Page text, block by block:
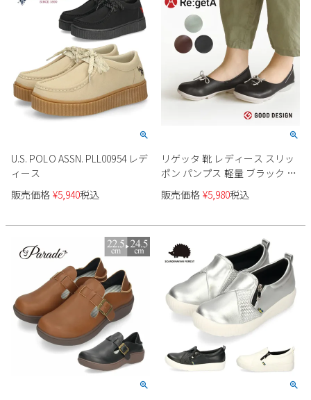
U.S. POLO ASSN. PLL00954 レデ
ィース
販売価格 ¥5,940税込
リゲッタ 靴 レディース スリッ
ポン パンプス 軽量 ブラック ブ
ラウン グレーブルー カジュア
ル フラットシューズ TB102 コ
販売価格 ¥5,980税込